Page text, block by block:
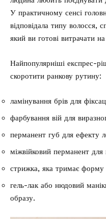
У практичному сенсі
відповідала типу волосся,
який ви готові витрачати
Найпопулярніші експрес-
скоротити ранкову рутину:
ламінування брів для
фарбування вій для
перманент губ для ефекту
міжвійковий перманент для
стрижка, яка тримає
гель-лак або нюдовий
образу.